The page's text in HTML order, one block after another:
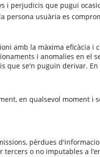
i perjudicis que pugui
persona usuària es
amb la màxima eficàcia
i anomalies en
que se'n puguin derivar.
en qualsevol moment i
pèrdues
tercers o no imputables a